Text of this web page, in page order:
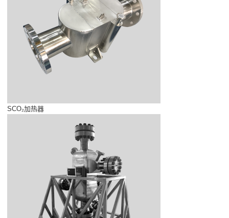
SCO₂加热器